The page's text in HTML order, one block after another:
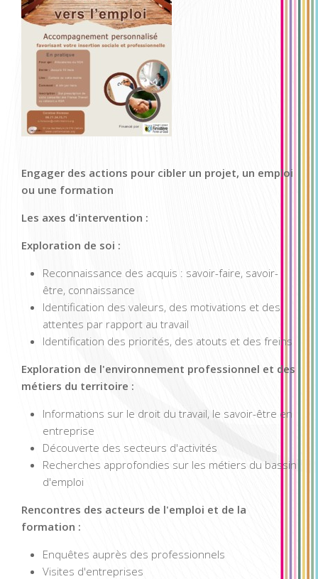
Engager des actions pour cibler un projet, un emploi
ou une formation
Les axes d'intervention :
Exploration de soi :
Reconnaissance des acquis : savoir-faire, savoir-
être, connaissance
Identification des valeurs, des motivations et des
attentes par rapport au travail
Identification des priorités, des atouts et des freins
Exploration de l'environnement professionnel et des
métiers du territoire :
Informations sur le droit du travail, le savoir-être en
entreprise
Découverte des secteurs d'activités
Recherches approfondies sur les métiers du bassin
d'emploi
Rencontres des acteurs de l'emploi et de la
formation :
Enquêtes auprès des professionnels
Visites d'entreprises